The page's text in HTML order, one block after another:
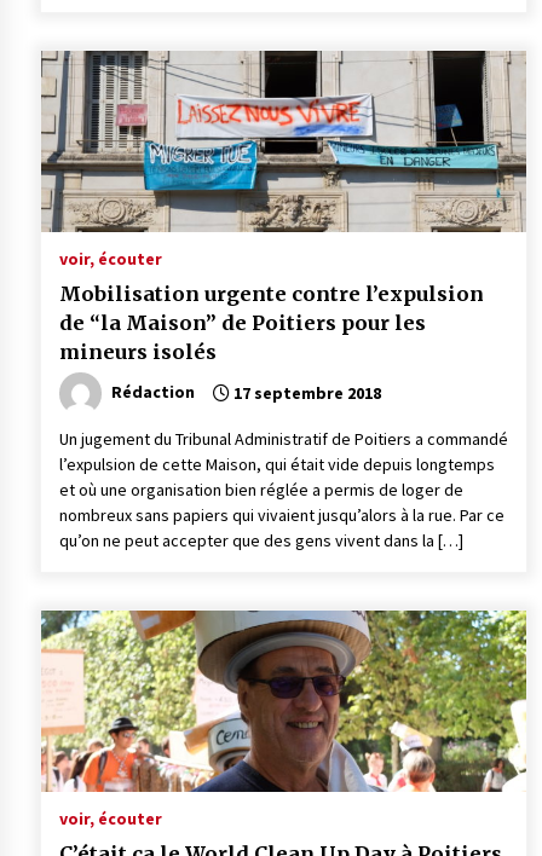
voir, écouter
Mobilisation urgente contre l’expulsion
de “la Maison” de Poitiers pour les
mineurs isolés
Rédaction 17 septembre 2018
Un jugement du Tribunal Administratif de Poitiers a commandé
l’expulsion de cette Maison, qui était vide depuis longtemps
et où une organisation bien réglée a permis de loger de
nombreux sans papiers qui vivaient jusqu’alors à la rue. Par ce
qu’on ne peut accepter que des gens vivent dans la […]
voir, écouter